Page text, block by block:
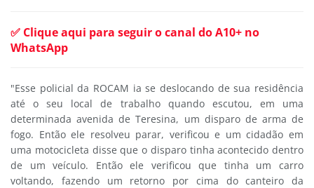
✅ Clique aqui para seguir o canal do A10+ no
WhatsApp
"Esse policial da ROCAM ia se deslocando de sua residência
até o seu local de trabalho quando escutou, em uma
determinada avenida de Teresina, um disparo de arma de
fogo. Então ele resolveu parar, verificou e um cidadão em
uma motocicleta disse que o disparo tinha acontecido dentro
de um veículo. Então ele verificou que tinha um carro
voltando, fazendo um retorno por cima do canteiro da